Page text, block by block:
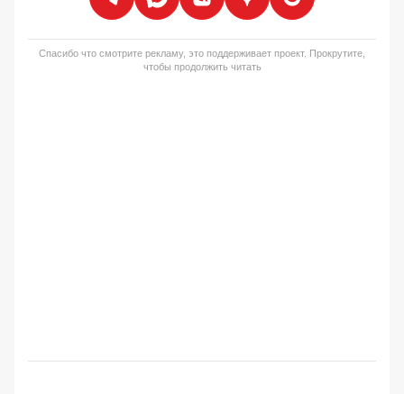
Спасибо что смотрите рекламу, это поддерживает проект. Прокрутите,
чтобы продолжить читать